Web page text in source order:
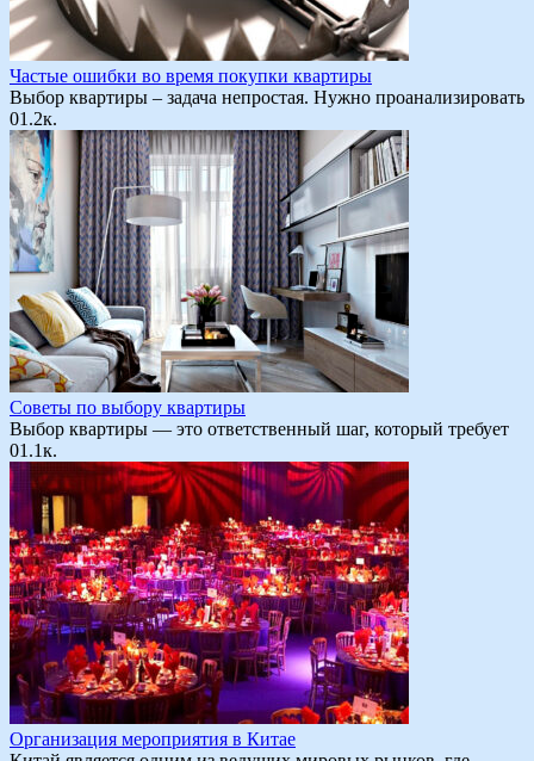
Частые ошибки во время покупки квартиры
Выбор квартиры – задача непростая. Нужно проанализировать
01.2к.
Советы по выбору квартиры
Выбор квартиры — это ответственный шаг, который требует
01.1к.
Организация мероприятия в Китае